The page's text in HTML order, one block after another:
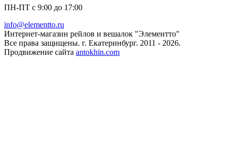
ПН-ПТ с 9:00 до 17:00
info@elementto.ru
Интернет-магазин рейлов и вешалок "Элементто"
Все права защищены. г. Екатеринбург. 2011 - 2026.
Продвижение сайта antokhin.com